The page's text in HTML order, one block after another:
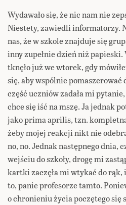
Wydawało się, że nic nam nie
Niestety, zawiedli informatorzy.
nas, że w szkole znajduje się
inny zupełnie dzień niż
tknęło już we wtorek, gdy
się, aby wspólnie pomaszerować
część uczniów zadała mi
chce się iść na mszę. Ja jednak
jako prima aprilis, tzn.
żeby mojej reakcji nikt nie
no, no. Jednak następnego dnia,
wejściu do szkoły, drogę mi
kartki zaczęła mi wtykać do rąk,
to, panie profesorze tamto.
o chronieniu życia poczętego się